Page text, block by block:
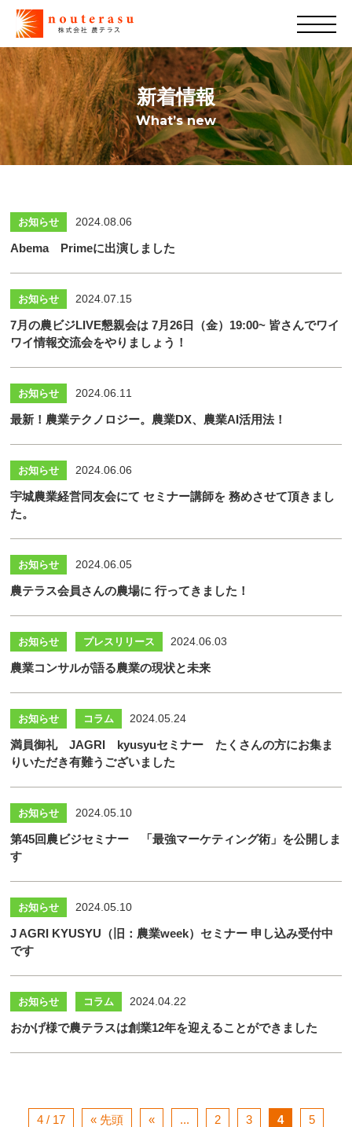
新着情報
What’s new
お知らせ 2024.08.06
Abema Primeに出演しました
お知らせ 2024.07.15
7月の農ビジLIVE懇親会は 7月26日（金）19:00~ 皆さんでワイ
ワイ情報交流会をやりましょう！
お知らせ 2024.06.11
最新！農業テクノロジー。農業DX、農業AI活用法！
お知らせ 2024.06.06
宇城農業経営同友会にて セミナー講師を 務めさせて頂きまし
た。
お知らせ 2024.06.05
農テラス会員さんの農場に 行ってきました！
お知らせ プレスリリース 2024.06.03
農業コンサルが語る農業の現状と未来
お知らせ コラム 2024.05.24
満員御礼 JAGRI kyusyuセミナー たくさんの方にお集ま
りいただき有難うございました
お知らせ 2024.05.10
第45回農ビジセミナー 「最強マーケティング術」を公開しま
す
お知らせ 2024.05.10
J AGRI KYUSYU（旧：農業week）セミナー 申し込み受付中
です
お知らせ コラム 2024.04.22
おかげ様で農テラスは創業12年を迎えることができました
4 / 17 « 先頭 « ... 2 3 4 5